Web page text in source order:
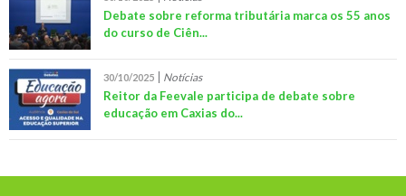
Debate sobre reforma tributária marca os 55 anos
do curso de Ciên...
30/10/2025 Notícias
Reitor da Feevale participa de debate sobre
educação em Caxias do...